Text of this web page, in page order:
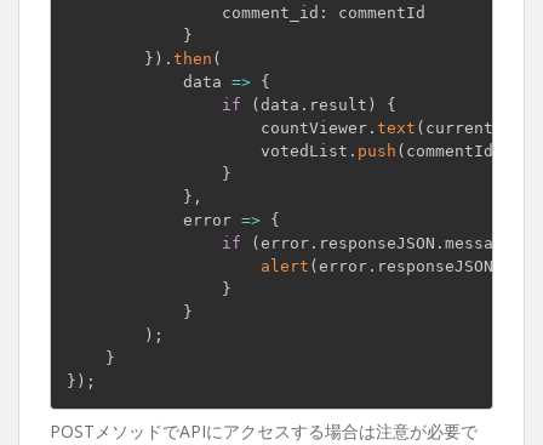
                comment_id
:
commentId
}
} ) . then (
            data
=>
{
if
( data . result )
{
                    countViewer
. text (
                    votedList
. push ( commentId
}
} ,
            error
=>
{
if
( error . responseJSON . message
alert ( error . responseJSON
}
}
) ;
}
} ) ;
POSTメソッドでAPIにアクセスする場合は注意が必要で